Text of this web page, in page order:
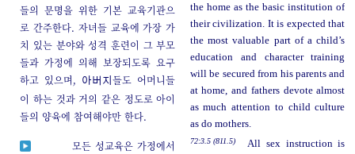
들의 문명을 위한 기본 교육기관으
로 간주한다. 자녀들 교육에 가장 가
치 있는 분야와 성격 훈련이 그 부모
들과 가정에 의해 보장되도록 요구
하고 있으며,
아버지들도 어머니들
이 하는 것과 거의 같은 정도로 아이
들의 양육에 참여해야만 한다.
the home as the basic institution of
their civilization. It is expected that
the most valuable part of a child’s
education and character training
will be secured from his parents and
at home, and fathers devote almost
as much attention to child culture
as do mothers.
모든 성교육은 가정에서
72:3.5 (811.5)
All sex instruction is